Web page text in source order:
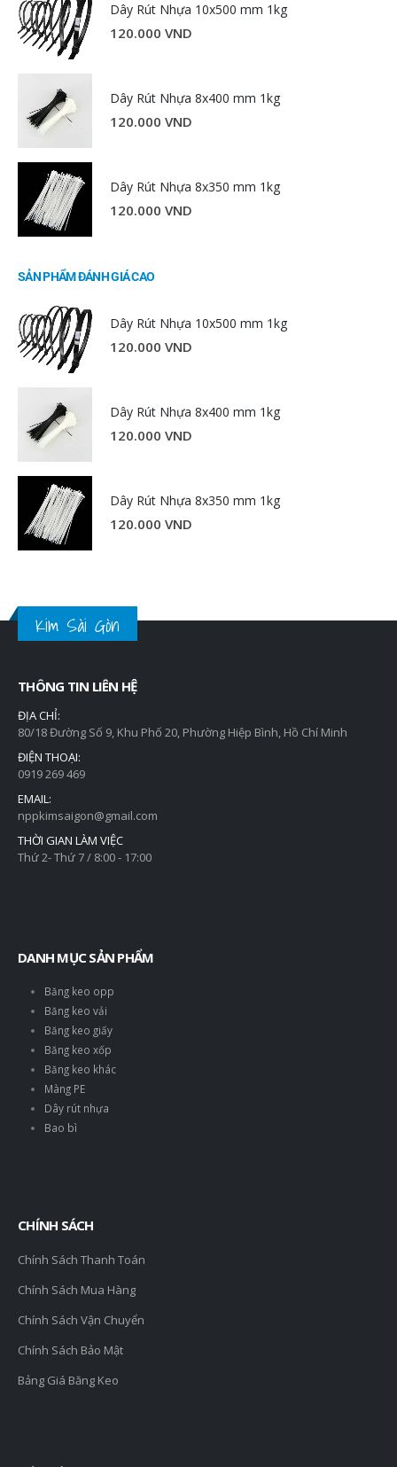
Dây Rút Nhựa 10x500 mm 1kg
120.000 VND
Dây Rút Nhựa 8x400 mm 1kg
120.000 VND
Dây Rút Nhựa 8x350 mm 1kg
120.000 VND
SẢN PHẨM ĐÁNH GIÁ CAO
Dây Rút Nhựa 10x500 mm 1kg
120.000 VND
Dây Rút Nhựa 8x400 mm 1kg
120.000 VND
Dây Rút Nhựa 8x350 mm 1kg
120.000 VND
Kim Sài Gòn
THÔNG TIN LIÊN HỆ
ĐỊA CHỈ:
80/18 Đường Số 9, Khu Phố 20, Phường Hiệp Bình, Hồ Chí Minh
ĐIỆN THOẠI:
0919 269 469
EMAIL:
nppkimsaigon@gmail.com
THỜI GIAN LÀM VIỆC
Thứ 2- Thứ 7 / 8:00 - 17:00
DANH MỤC SẢN PHẨM
Băng keo opp
Băng keo vải
Băng keo giấy
Băng keo xốp
Băng keo khác
Màng PE
Dây rút nhựa
Bao bì
CHÍNH SÁCH
Chính Sách Thanh Toán
Chính Sách Mua Hàng
Chính Sách Vận Chuyển
Chính Sách Bảo Mật
Bảng Giá Băng Keo